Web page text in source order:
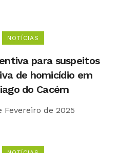
NOTÍCIAS
para suspeitos
de homicídio em
do Cacém
Fevereiro de 2025